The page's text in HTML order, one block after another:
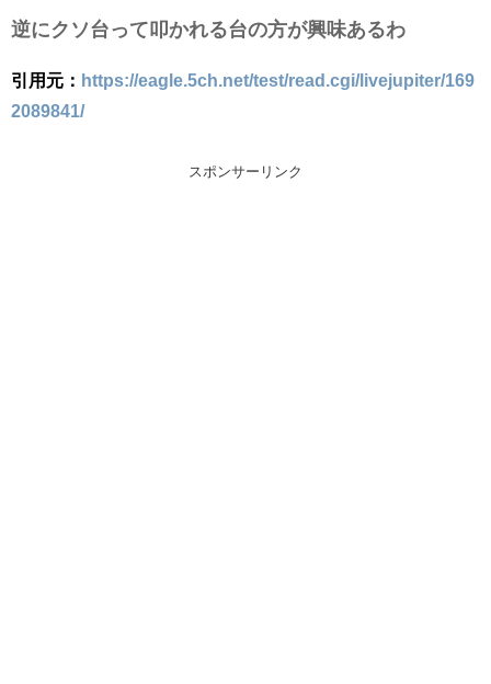
逆にクソ台って叩かれる台の方が興味あるわ
引用元： https://eagle.5ch.net/test/read.cgi/livejupiter/169
2089841/
スポンサーリンク